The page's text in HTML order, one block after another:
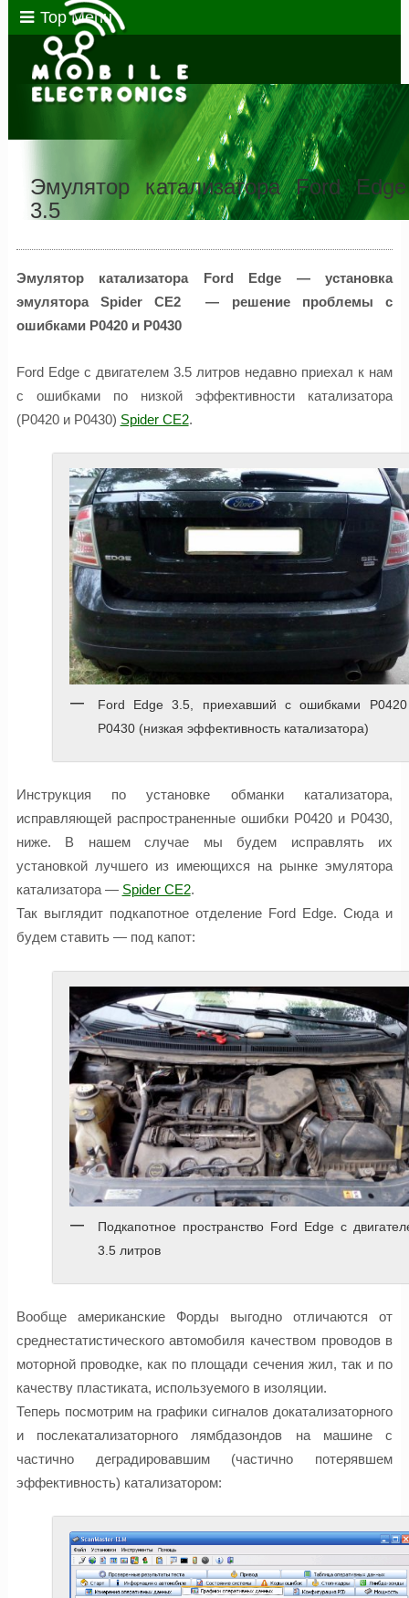
Top Menu
Эмулятор катализатора Ford Edge
3.5
Эмулятор катализатора Ford Edge — установка
эмулятора Spider CE2 — решение проблемы с
ошибками P0420 и P0430
Ford Edge с двигателем 3.5 литров недавно приехал к нам
с ошибками по низкой эффективности катализатора
(P0420 и P0430) Spider CE2.
Ford Edge 3.5, приехавший с ошибками
P0430 (низкая эффективность катализатора)
Инструкция по установке обманки катализатора,
исправляющей распространенные ошибки P0420 и P0430,
ниже. В нашем случае мы будем исправлять их
установкой лучшего из имеющихся на рынке эмулятора
катализатора — Spider CE2.
Так выглядит подкапотное отделение Ford Edge. Сюда и
будем ставить — под капот:
Подкапотное пространство Ford Edge с
3.5 литров
Вообще американские Форды выгодно отличаются от
среднестатистического автомобиля качеством проводов в
моторной проводке, как по площади сечения жил, так и по
качеству пластиката, используемого в изоляции.
Теперь посмотрим на графики сигналов докатализаторного
и послекатализаторного лямбдазондов на машине с
частично деградировавшим (частично потерявшем
эффективность) катализатором: